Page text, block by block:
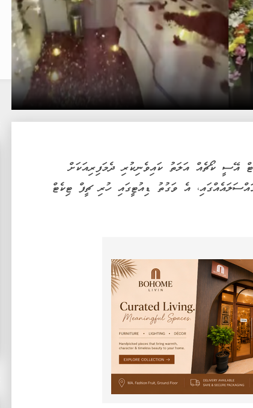
އޭސީ ކޯޗެއް އަލަތު ކައިވެނިކުރި ދެމަފިރިއަކަށް
އެ ވަގުތު ޑިއުޓީގައި ހުރި ޗީފް ޓިކެޓް